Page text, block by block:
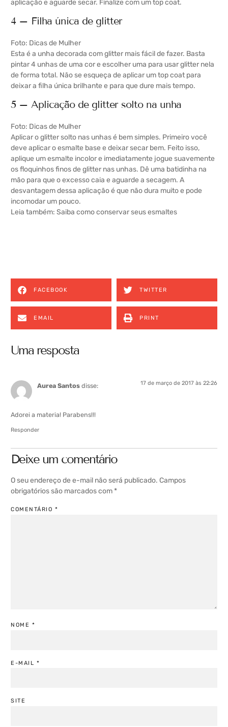
aplicação e aguarde secar. Finalize com um top coat.
4 – Filha única de glitter
Foto: Dicas de Mulher
Esta é a unha decorada com glitter mais fácil de fazer. Basta
pintar 4 unhas de uma cor e escolher uma para usar glitter nela
de forma total. Não se esqueça de aplicar um top coat para
deixar a filha única brilhante e para que dure mais tempo.
5 – Aplicação de glitter solto na unha
Foto: Dicas de Mulher
Aplicar o glitter solto nas unhas é bem simples. Primeiro você
deve aplicar o esmalte base e deixar secar bem. Feito isso,
aplique um esmalte incolor e imediatamente jogue suavemente
os floquinhos finos de glitter nas unhas. Dê uma batidinha na
mão para que o excesso caia e aguarde a secagem. A
desvantagem dessa aplicação é que não dura muito e pode
incomodar um pouco.
Leia também: Saiba como conservar seus esmaltes
FACEBOOK TWITTER
EMAIL PRINT
Uma resposta
Aurea Santos disse: 17 de março de 2017 às 22:26
Adorei a materia! Parabens!!!
Responder
Deixe um comentário
O seu endereço de e-mail não será publicado. Campos
obrigatórios são marcados com *
COMENTÁRIO *
NOME *
E-MAIL *
SITE